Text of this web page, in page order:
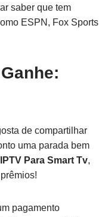
saber que tem
ESPN, Fox Sports
de compartilhar
uma parada bem
Para Smart Tv,
pagamento